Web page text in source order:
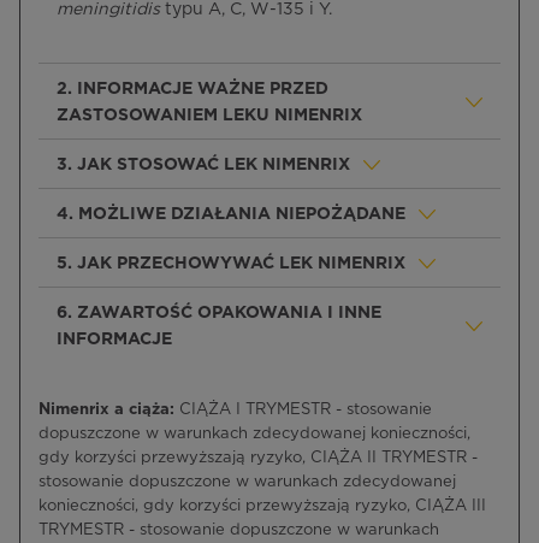
meningitidistypu A, C, W-135 i Y.
2. INFORMACJE WAŻNE PRZED
ZASTOSOWANIEM LEKU NIMENRIX
3. JAK STOSOWAĆ LEK NIMENRIX
4. MOŻLIWE DZIAŁANIA NIEPOŻĄDANE
5. JAK PRZECHOWYWAĆ LEK NIMENRIX
6. ZAWARTOŚĆ OPAKOWANIA I INNE
INFORMACJE
Nimenrix a ciąża: CIĄŻA I TRYMESTR - stosowanie
dopuszczone w warunkach zdecydowanej konieczności,
gdy korzyści przewyższają ryzyko, CIĄŻA II TRYMESTR -
stosowanie dopuszczone w warunkach zdecydowanej
konieczności, gdy korzyści przewyższają ryzyko, CIĄŻA III
TRYMESTR - stosowanie dopuszczone w warunkach